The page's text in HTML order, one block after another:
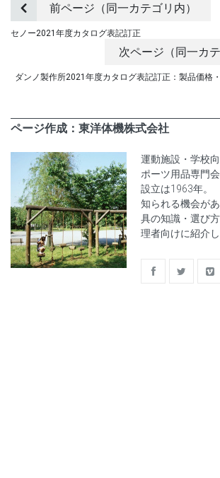
前ページ（同一カテゴリ内）
セノー2021年度カタログ表記訂正
次ページ（同一カテ
ダンノ製作所2021年度カタログ表記訂正：製品価格
ページ作成：東洋体機株式会社
運動施設・学校
ポーツ用品専門
設立は1963年。
知られる機会が
具の知識・選び
理者向けに紹介し